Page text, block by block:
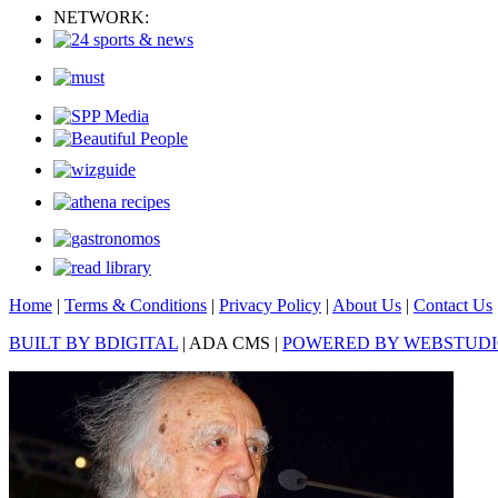
NETWORK:
Home | Terms & Conditions | Privacy Policy | About Us | Contact Us
BUILT BY BDIGITAL | ADA CMS | POWERED BY